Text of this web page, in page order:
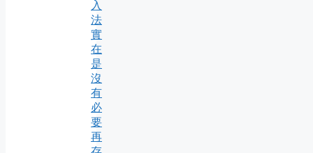
入
法
實
在
是
沒
有
必
要
再